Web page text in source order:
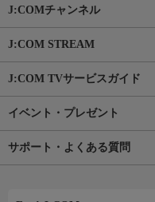
J:COMチャンネル
J:COM STREAM
J:COM TVサービスガイド
イベント・プレゼント
サポート・よくある質問